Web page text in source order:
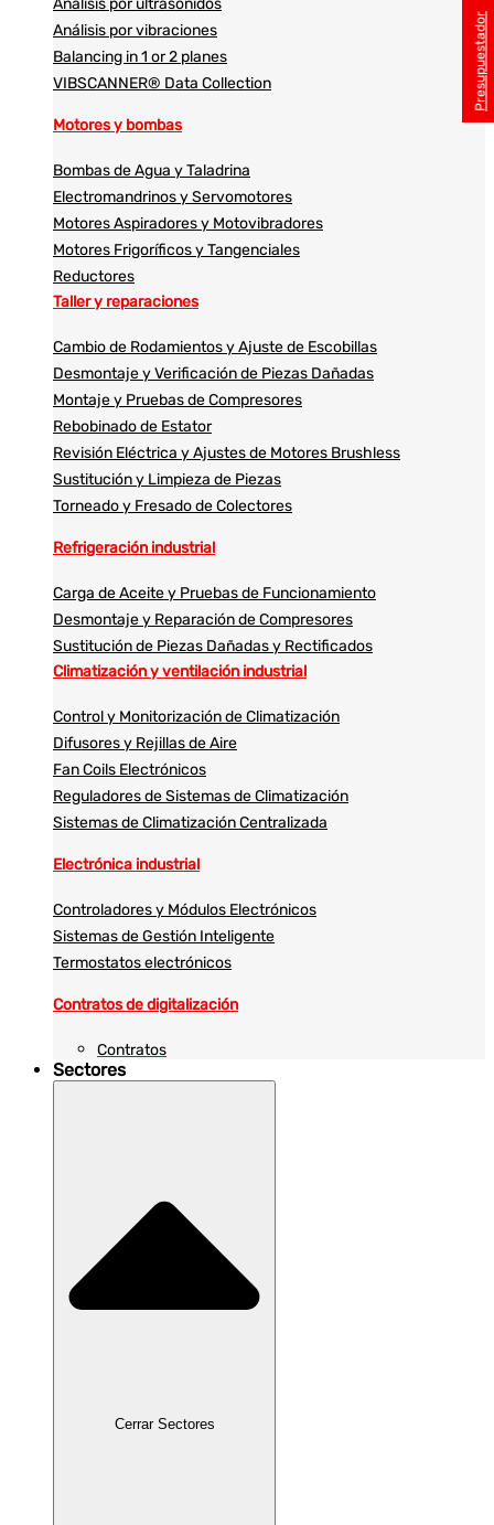
Análisis por ultrasonidos​​
Análisis por vibraciones
Balancing in 1 or 2 planes
VIBSCANNER® Data Collection
Motores y bombas
Bombas de Agua y Taladrina
Electromandrinos y Servomotores
Motores Aspiradores y Motovibradores
Motores Frigoríficos y Tangenciales
Reductores
Taller y reparaciones
Cambio de Rodamientos y Ajuste de Escobillas
Desmontaje y Verificación de Piezas Dañadas
Montaje y Pruebas de Compresores
Rebobinado de Estator
Revisión Eléctrica y Ajustes de Motores Brushless
Sustitución y Limpieza de Piezas
Torneado y Fresado de Colectores
Refrigeración industrial
Carga de Aceite y Pruebas de Funcionamiento
Desmontaje y Reparación de Compresores
Sustitución de Piezas Dañadas y Rectificados
Climatización y ventilación industrial
Control y Monitorización de Climatización
Difusores y Rejillas de Aire
Fan Coils Electrónicos
Reguladores de Sistemas de Climatización
Sistemas de Climatización Centralizada
Electrónica industrial
Controladores y Módulos Electrónicos
Sistemas de Gestión Inteligente
Termostatos electrónicos
Contratos de digitalización
Contratos
Sectores
Cerrar Sectores
Presupuestador